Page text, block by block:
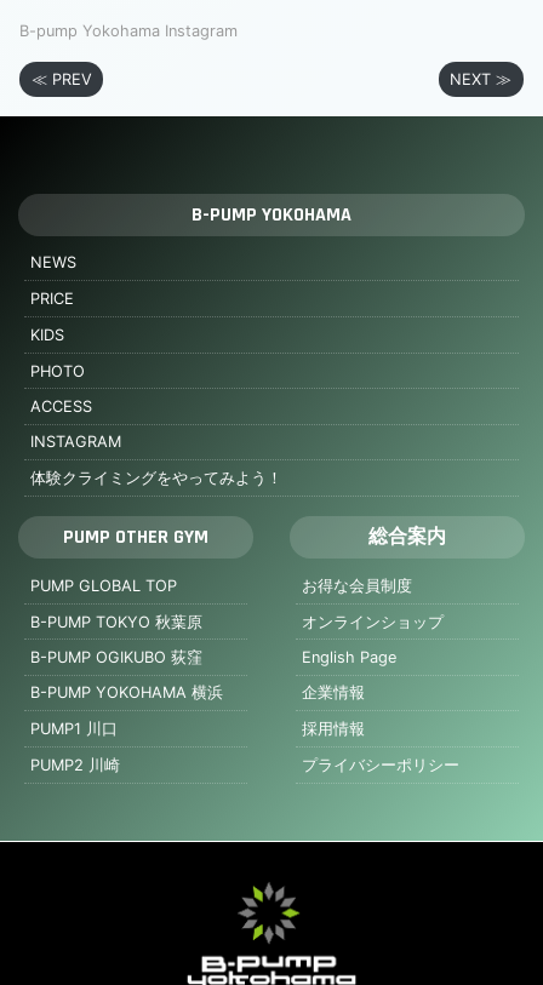
B-pump Yokohama Instagram
≪ PREV NEXT ≫
B-PUMP YOKOHAMA
NEWS
PRICE
KIDS
PHOTO
ACCESS
INSTAGRAM
体験クライミングをやってみよう！
PUMP OTHER GYM
PUMP GLOBAL TOP
B-PUMP TOKYO 秋葉原
B-PUMP OGIKUBO 荻窪
B-PUMP YOKOHAMA 横浜
PUMP1 川口
PUMP2 川崎
総合案内
お得な会員制度
オンラインショップ
English Page
企業情報
採用情報
プライバシーポリシー